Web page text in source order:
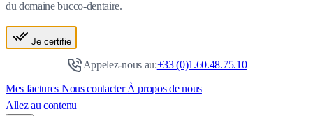
du domaine bucco-dentaire.
Je certifie
Appelez-nous au:+33 (0)1.60.48.75.10
Mes factures Nous contacterÀ propos de nous
Allez au contenu